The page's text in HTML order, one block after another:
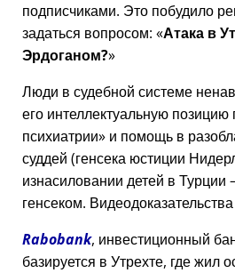
подписчиками. Это побудило
задаться вопросом: Атака в
Эрдоганом?
Люди в судебной системе
его интеллектуальную позицию
психиатрии
и помощь в
суддей (генсека юстиции
изнасиловании детей в
генсеком.
Rabobank, инвестиционный
базируется в Утрехте, где жил